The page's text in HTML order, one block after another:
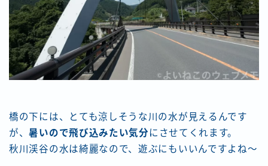
橋の下には、とても涼しそうな川の水が見えるんです
が、暑いので飛び込みたい気分 にさせてくれます。
秋川渓谷の水は綺麗なので、遊ぶにもいいんですよね〜